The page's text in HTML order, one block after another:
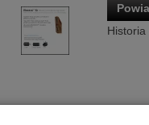
Historia